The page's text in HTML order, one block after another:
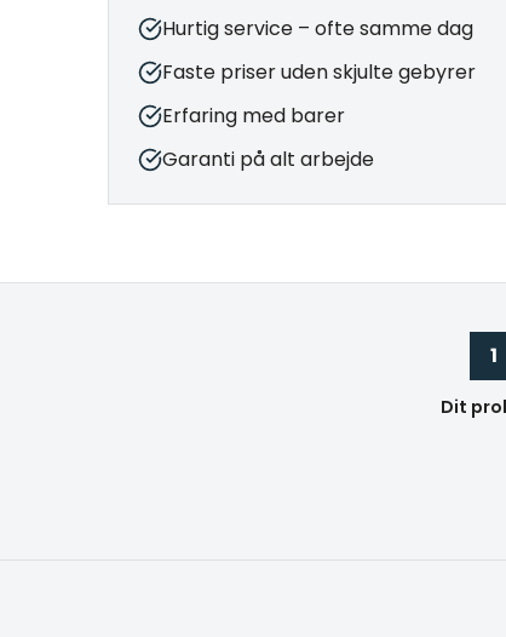
Hurtig service – ofte samme dag
Faste priser uden skjulte gebyrer
Erfaring med barer
Garanti på alt arbejde
1
Dit